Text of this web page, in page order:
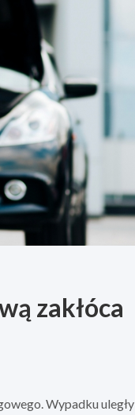
zakłóca
Wypadku uległy